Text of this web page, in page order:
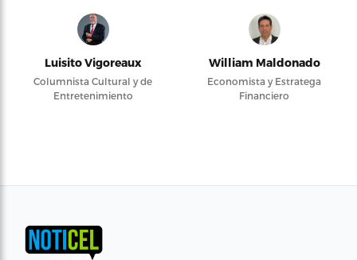
Luisito Vigoreaux
Columnista Cultural y de
Entretenimiento
William Maldonado
Economista y Estratega
Financiero